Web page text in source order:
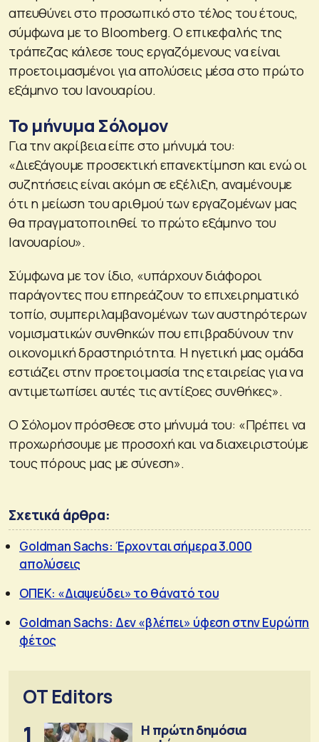
απευθύνει στο προσωπικό στο τέλος του έτους,
σύμφωνα με το Bloomberg. Ο επικεφαλής της
τράπεζας κάλεσε τους εργαζόμενους να είναι
προετοιμασμένοι για απολύσεις μέσα στο πρώτο
εξάμηνο του Ιανουαρίου.
Το μήνυμα Σόλομον
Για την ακρίβεια είπε στο μήνυμά του:
«Διεξάγουμε προσεκτική επανεκτίμηση και ενώ οι
συζητήσεις είναι ακόμη σε εξέλιξη, αναμένουμε
ότι η μείωση του αριθμού των εργαζομένων μας
θα πραγματοποιηθεί το πρώτο εξάμηνο του
Ιανουαρίου».
Σύμφωνα με τον ίδιο, «υπάρχουν διάφοροι
παράγοντες που επηρεάζουν το επιχειρηματικό
τοπίο, συμπεριλαμβανομένων των αυστηρότερων
νομισματικών συνθηκών που επιβραδύνουν την
οικονομική δραστηριότητα. Η ηγετική μας ομάδα
εστιάζει στην προετοιμασία της εταιρείας για να
αντιμετωπίσει αυτές τις αντίξοες συνθήκες».
Ο Σόλομον πρόσθεσε στο μήνυμά του: «Πρέπει να
προχωρήσουμε με προσοχή και να διαχειριστούμε
τους πόρους μας με σύνεση».
Σχετικά άρθρα:
Goldman Sachs: Έρχονται σήμερα 3.000
απολύσεις
ΟΠΕΚ: «Διαψεύδει» το θάνατό του
Goldman Sachs: Δεν «βλέπει» ύφεση στην Ευρώπη
φέτος
OT Editors
1
Η πρώτη δημόσια